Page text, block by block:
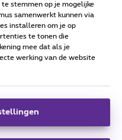
Proximus
beheerd conform het
stemmen op je mogelijke
samenwerkt kunnen via
installeren om je op
te tonen die
mee dat als je
werking van de website